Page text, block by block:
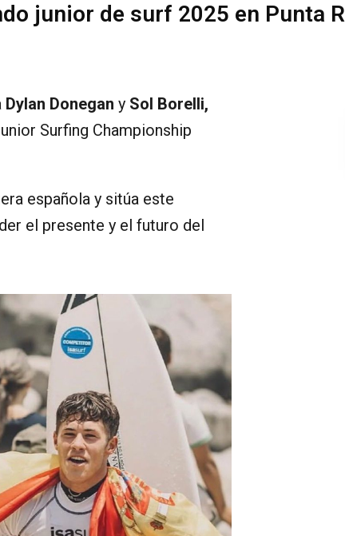
junior de surf 2025 en Punta
Dylan Donegan y Sol Borelli,
Surfing Championship
española y sitúa este
el presente y el futuro del